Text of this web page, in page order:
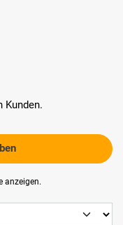
Kunden.
anzeigen.